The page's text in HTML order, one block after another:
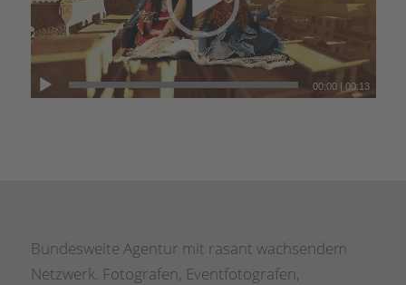
00:00 |00:13
Bundesweite Agentur mit rasant wachsendem
Netzwerk. Fotografen, Eventfotografen,